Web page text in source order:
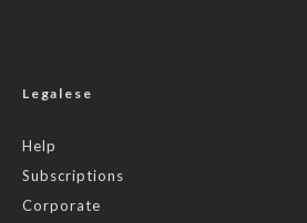
Legalese
Help
Subscriptions
Corporate